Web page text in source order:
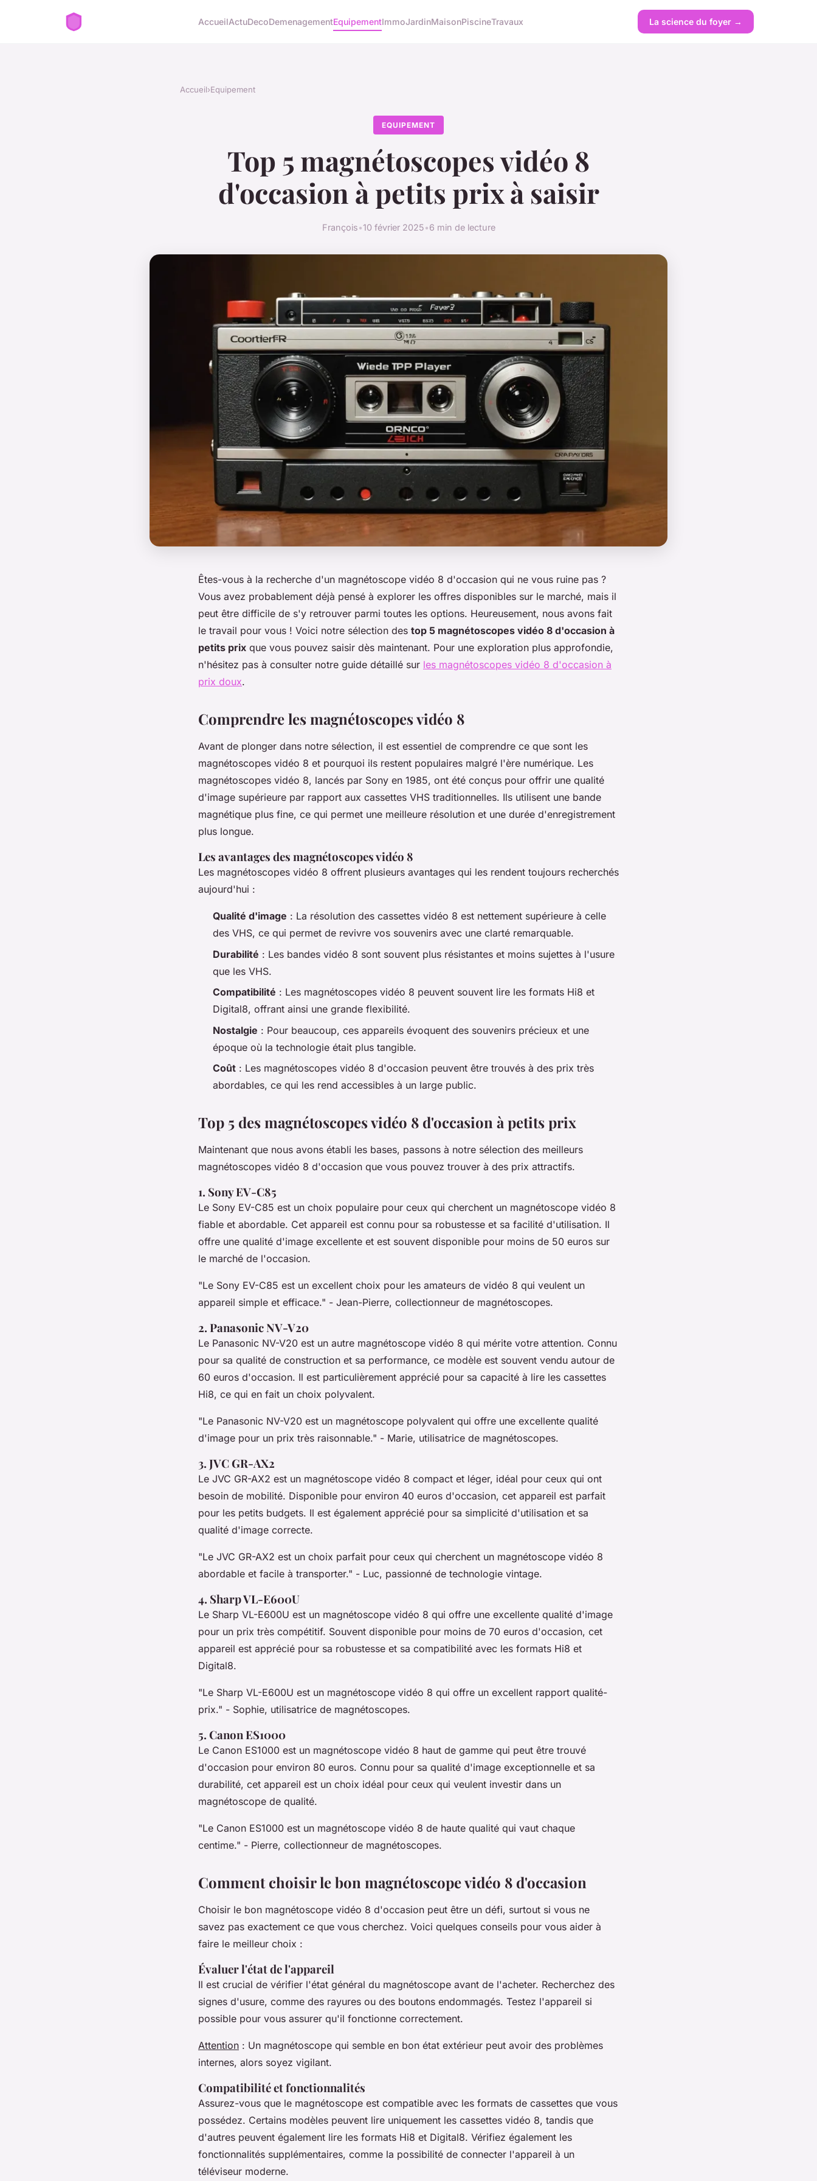
AccueilActuDecoDemenagementEquipementImmoJardinMaisonPiscineTravaux La science du foyer →
Accueil›Equipement
EQUIPEMENT
Top 5 magnétoscopes vidéo 8
d'occasion à petits prix à saisir
François•10 février 2025•6 min de lecture
Êtes-vous à la recherche d'un magnétoscope vidéo 8 d'occasion qui ne vous ruine pas ?
Vous avez probablement déjà pensé à explorer les offres disponibles sur le marché, mais il
peut être difficile de s'y retrouver parmi toutes les options. Heureusement, nous avons fait
le travail pour vous ! Voici notre sélection des top 5 magnétoscopes vidéo 8 d'occasion à
petits prix que vous pouvez saisir dès maintenant. Pour une exploration plus approfondie,
n'hésitez pas à consulter notre guide détaillé sur les magnétoscopes vidéo 8 d'occasion à
prix doux.
Comprendre les magnétoscopes vidéo 8
Avant de plonger dans notre sélection, il est essentiel de comprendre ce que sont les
magnétoscopes vidéo 8 et pourquoi ils restent populaires malgré l'ère numérique. Les
magnétoscopes vidéo 8, lancés par Sony en 1985, ont été conçus pour offrir une qualité
d'image supérieure par rapport aux cassettes VHS traditionnelles. Ils utilisent une bande
magnétique plus fine, ce qui permet une meilleure résolution et une durée d'enregistrement
plus longue.
Les avantages des magnétoscopes vidéo 8
Les magnétoscopes vidéo 8 offrent plusieurs avantages qui les rendent toujours recherchés
aujourd'hui :
Qualité d'image : La résolution des cassettes vidéo 8 est nettement supérieure à celle
des VHS, ce qui permet de revivre vos souvenirs avec une clarté remarquable.
Durabilité : Les bandes vidéo 8 sont souvent plus résistantes et moins sujettes à l'usure
que les VHS.
Compatibilité : Les magnétoscopes vidéo 8 peuvent souvent lire les formats Hi8 et
Digital8, offrant ainsi une grande flexibilité.
Nostalgie : Pour beaucoup, ces appareils évoquent des souvenirs précieux et une
époque où la technologie était plus tangible.
Coût : Les magnétoscopes vidéo 8 d'occasion peuvent être trouvés à des prix très
abordables, ce qui les rend accessibles à un large public.
Top 5 des magnétoscopes vidéo 8 d'occasion à petits prix
Maintenant que nous avons établi les bases, passons à notre sélection des meilleurs
magnétoscopes vidéo 8 d'occasion que vous pouvez trouver à des prix attractifs.
1. Sony EV-C85
Le Sony EV-C85 est un choix populaire pour ceux qui cherchent un magnétoscope vidéo 8
fiable et abordable. Cet appareil est connu pour sa robustesse et sa facilité d'utilisation. Il
offre une qualité d'image excellente et est souvent disponible pour moins de 50 euros sur
le marché de l'occasion.
"Le Sony EV-C85 est un excellent choix pour les amateurs de vidéo 8 qui veulent un
appareil simple et efficace." - Jean-Pierre, collectionneur de magnétoscopes.
2. Panasonic NV-V20
Le Panasonic NV-V20 est un autre magnétoscope vidéo 8 qui mérite votre attention. Connu
pour sa qualité de construction et sa performance, ce modèle est souvent vendu autour de
60 euros d'occasion. Il est particulièrement apprécié pour sa capacité à lire les cassettes
Hi8, ce qui en fait un choix polyvalent.
"Le Panasonic NV-V20 est un magnétoscope polyvalent qui offre une excellente qualité
d'image pour un prix très raisonnable." - Marie, utilisatrice de magnétoscopes.
3. JVC GR-AX2
Le JVC GR-AX2 est un magnétoscope vidéo 8 compact et léger, idéal pour ceux qui ont
besoin de mobilité. Disponible pour environ 40 euros d'occasion, cet appareil est parfait
pour les petits budgets. Il est également apprécié pour sa simplicité d'utilisation et sa
qualité d'image correcte.
"Le JVC GR-AX2 est un choix parfait pour ceux qui cherchent un magnétoscope vidéo 8
abordable et facile à transporter." - Luc, passionné de technologie vintage.
4. Sharp VL-E600U
Le Sharp VL-E600U est un magnétoscope vidéo 8 qui offre une excellente qualité d'image
pour un prix très compétitif. Souvent disponible pour moins de 70 euros d'occasion, cet
appareil est apprécié pour sa robustesse et sa compatibilité avec les formats Hi8 et
Digital8.
"Le Sharp VL-E600U est un magnétoscope vidéo 8 qui offre un excellent rapport qualité-
prix." - Sophie, utilisatrice de magnétoscopes.
5. Canon ES1000
Le Canon ES1000 est un magnétoscope vidéo 8 haut de gamme qui peut être trouvé
d'occasion pour environ 80 euros. Connu pour sa qualité d'image exceptionnelle et sa
durabilité, cet appareil est un choix idéal pour ceux qui veulent investir dans un
magnétoscope de qualité.
"Le Canon ES1000 est un magnétoscope vidéo 8 de haute qualité qui vaut chaque
centime." - Pierre, collectionneur de magnétoscopes.
Comment choisir le bon magnétoscope vidéo 8 d'occasion
Choisir le bon magnétoscope vidéo 8 d'occasion peut être un défi, surtout si vous ne
savez pas exactement ce que vous cherchez. Voici quelques conseils pour vous aider à
faire le meilleur choix :
Évaluer l'état de l'appareil
Il est crucial de vérifier l'état général du magnétoscope avant de l'acheter. Recherchez des
signes d'usure, comme des rayures ou des boutons endommagés. Testez l'appareil si
possible pour vous assurer qu'il fonctionne correctement.
Attention : Un magnétoscope qui semble en bon état extérieur peut avoir des problèmes
internes, alors soyez vigilant.
Compatibilité et fonctionnalités
Assurez-vous que le magnétoscope est compatible avec les formats de cassettes que vous
possédez. Certains modèles peuvent lire uniquement les cassettes vidéo 8, tandis que
d'autres peuvent également lire les formats Hi8 et Digital8. Vérifiez également les
fonctionnalités supplémentaires, comme la possibilité de connecter l'appareil à un
téléviseur moderne.